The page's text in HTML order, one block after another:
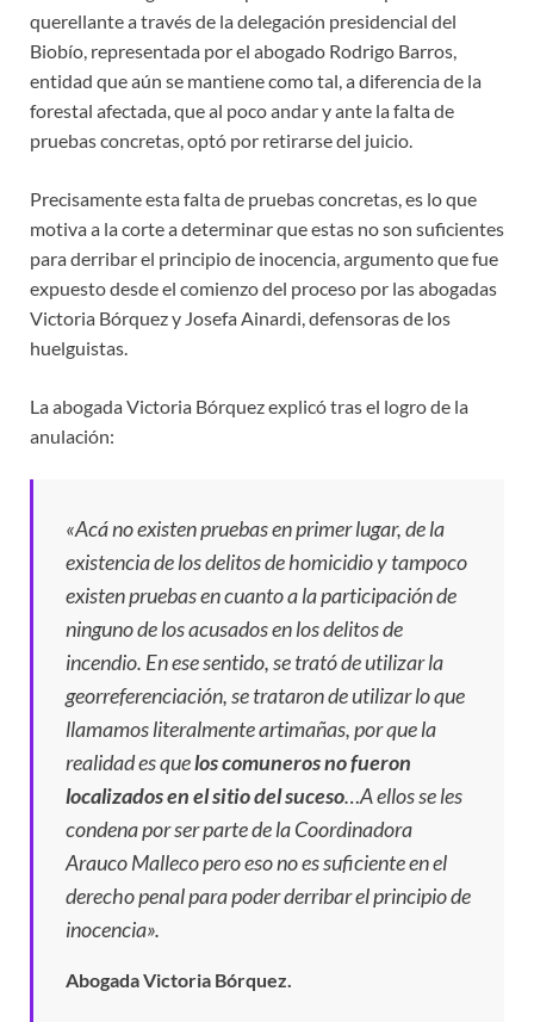
querellante a través de la delegación presidencial del
Biobío, representada por el abogado Rodrigo Barros,
entidad que aún se mantiene como tal, a diferencia de la
forestal afectada, que al poco andar y ante la falta de
pruebas concretas, optó por retirarse del juicio.
Precisamente esta falta de pruebas concretas, es lo que
motiva a la corte a determinar que estas no son suficientes
para derribar el principio de inocencia, argumento que fue
expuesto desde el comienzo del proceso por las abogadas
Victoria Bórquez y Josefa Ainardi, defensoras de los
huelguistas.
La abogada Victoria Bórquez explicó tras el logro de la
anulación:
«Acá no existen pruebas en primer lugar, de la
existencia de los delitos de homicidio y tampoco
existen pruebas en cuanto a la participación de
ninguno de los acusados en los delitos de
incendio. En ese sentido, se trató de utilizar la
georreferenciación, se trataron de utilizar lo que
llamamos literalmente artimañas, por que la
realidad es quelos comunerosno fueron
localizados en el sitio del suceso…A ellos se les
condena por ser parte de la Coordinadora
Arauco Malleco pero eso no es suficiente en el
derecho penal para poder derribar el principio de
inocencia».
Abogada Victoria Bórquez.